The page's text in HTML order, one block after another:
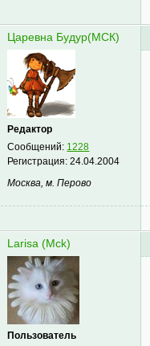
Царевна Будур(МСК)
Редактор
Сообщений: 1228
Регистрация:24.04.2004
Москва, м. Перово
Larisa (Mck)
Пользователь